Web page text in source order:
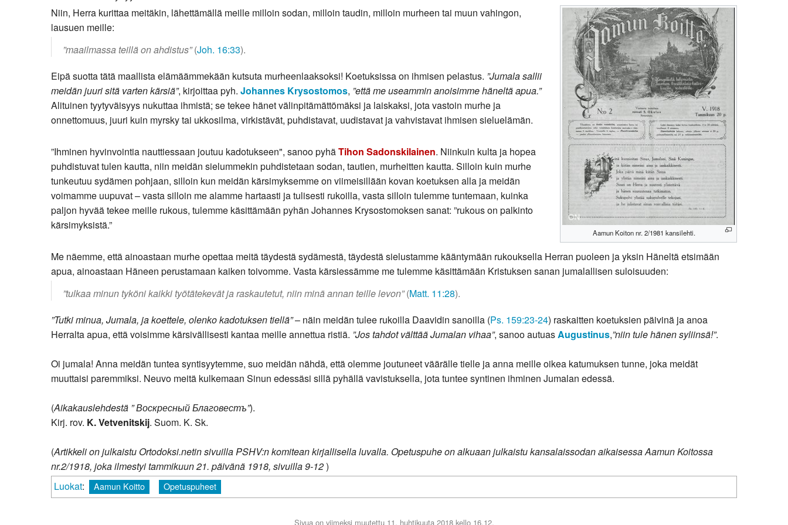
Kirkkoon liittyminen
Aamun Koiton nr. 2/1981 kansilehti.
Niin, Herra kurittaa meitäkin, lähettämällä meille milloin sodan, milloin taudin, milloin murheen tai muun vahingon,
lausuen meille:
”maailmassa teillä on ahdistus”(Joh. 16:33).
Eipä suotta tätä maallista elämäämmekään kutsuta murheenlaaksoksi! Koetuksissa on ihmisen pelastus. ”Jumala sallii
meidän juuri sitä varten kärsiä”, kirjoittaa pyh. Johannes Krysostomos, ”että me useammin anoisimme häneltä apua.”
Alituinen tyytyväisyys nukuttaa ihmistä; se tekee hänet välinpitämättömäksi ja laiskaksi, jota vastoin murhe ja
onnettomuus, juuri kuin myrsky tai ukkosilma, virkistävät, puhdistavat, uudistavat ja vahvistavat ihmisen sieluelämän.
”Ihminen hyvinvointia nauttiessaan joutuu kadotukseen", sanoo pyhäTihon Sadonskilainen. Niinkuin kulta ja hopea
puhdistuvat tulen kautta, niin meidän sielummekin puhdistetaan sodan, tautien, murheitten kautta. Silloin kuin murhe
tunkeutuu sydämen pohjaan, silloin kun meidän kärsimyksemme on viimeisillään kovan koetuksen alla ja meidän
voimamme uupuvat – vasta silloin me alamme hartaasti ja tulisesti rukoilla, vasta silloin tulemme tuntemaan, kuinka
paljon hyvää tekee meille rukous, tulemme käsittämään pyhän Johannes Krysostomoksen sanat: ”rukous on palkinto
kärsimyksistä.”
Me näemme, että ainoastaan murhe opettaa meitä täydestä sydämestä, täydestä sielustamme kääntymään rukouksella Herran puoleen ja yksin Häneltä etsimään
apua, ainoastaan Häneen perustamaan kaiken toivomme. Vasta kärsiessämme me tulemme käsittämään Kristuksen sanan jumalallisen suloisuuden:
”tulkaa minun tyköni kaikki työtätekevät ja raskautetut, niin minä annan teille levon”(Matt. 11:28).
”Tutki minua, Jumala, ja koettele, olenko kadotuksen tiellä”– näin meidän tulee rukoilla Daavidin sanoilla (Ps. 159:23-24) raskaitten koetuksien päivinä ja anoa
Herralta apua, että voisimme kärsivällisesti kantaa meille annettua ristiä. ”Jos tahdot välttää Jumalan vihaa”, sanoo autuasAugustinus,”niin tule hänen syliinsä!”.
Oi jumala! Anna meidän tuntea syntisyytemme, suo meidän nähdä, että olemme joutuneet väärälle tielle ja anna meille oikea katumuksen tunne, joka meidät
muuttaisi paremmiksi. Neuvo meitä kulkemaan Sinun edessäsi sillä pyhällä vavistuksella, jota tuntee syntinen ihminen Jumalan edessä.
(Aikakauslehdestä ” Воскресный Благовестъ”).
Kirj. rov. K. Vetvenitskij. Suom. K. Sk.
(Artikkeli on julkaistu Ortodoksi.netin sivuilla PSHV:n komitean kirjallisella luvalla. Opetuspuhe on alkuaan julkaistu kansalaissodan aikaisessa Aamun Koitossa
nr.2/1918, joka ilmestyi tammikuun 21. päivänä 1918, sivuilla 9-12)
Luokat: Aamun Koitto Opetuspuheet
Sivua on viimeksi muutettu 11. huhtikuuta 2018 kello 16.12.